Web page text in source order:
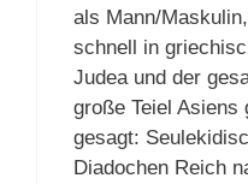
als Mann/
schnell in
Judea und der
große Teiel Asiens
gesagt:
Diadochen Reich